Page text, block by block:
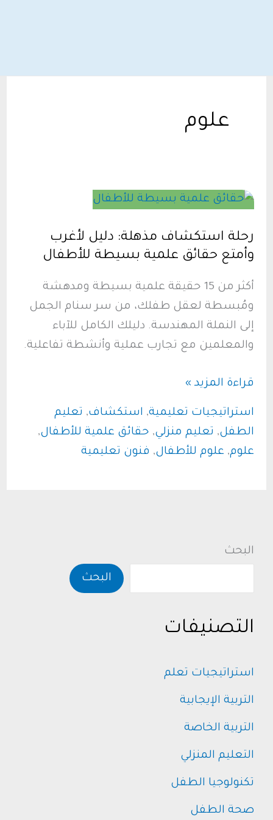
علوم
رحلة استكشاف مذهلة: دليل لأغرب
وأمتع حقائق علمية بسيطة للأطفال
أكثر من 15 حقيقة علمية بسيطة ومدهشة
ومُبسطة لعقل طفلك، من سر سنام الجمل
إلى النملة المهندسة. دليلك الكامل للآباء
والمعلمين مع تجارب عملية وأنشطة تفاعلية.
رحلة
لأغرب
للأطفال
قراءة المزيد »
استراتيجيات تعليمية, استكشاف, تعليم
الطفل, تعليم منزلي, حقائق علمية للأطفال,
علوم, علوم للأطفال, فنون تعليمية
البحث
البحث
التصنيفات
استراتيجيات تعلم
التربية الإيجابية
التربية الخاصة
التعليم المنزلي
تكنولوجيا الطفل
صحة الطفل